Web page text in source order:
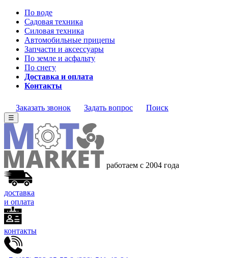
По воде
Садовая техника
Силовая техника
Автомобильные прицепы
Запчасти и аксессуары
По земле и асфальту
По снегу
Доставка и оплата
Контакты
Заказать звонок Задать вопрос Поиск
☰
работаем с 2004 года
доставка
и оплата
контакты